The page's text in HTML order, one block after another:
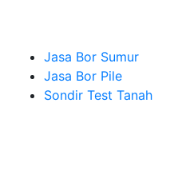
Jasa Bor Sumur
Jasa Bor Pile
Sondir Test Tanah